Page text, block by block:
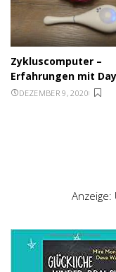
Zykluscomputer –
Erfahrungen mit
DEZEMBER 9, 2020